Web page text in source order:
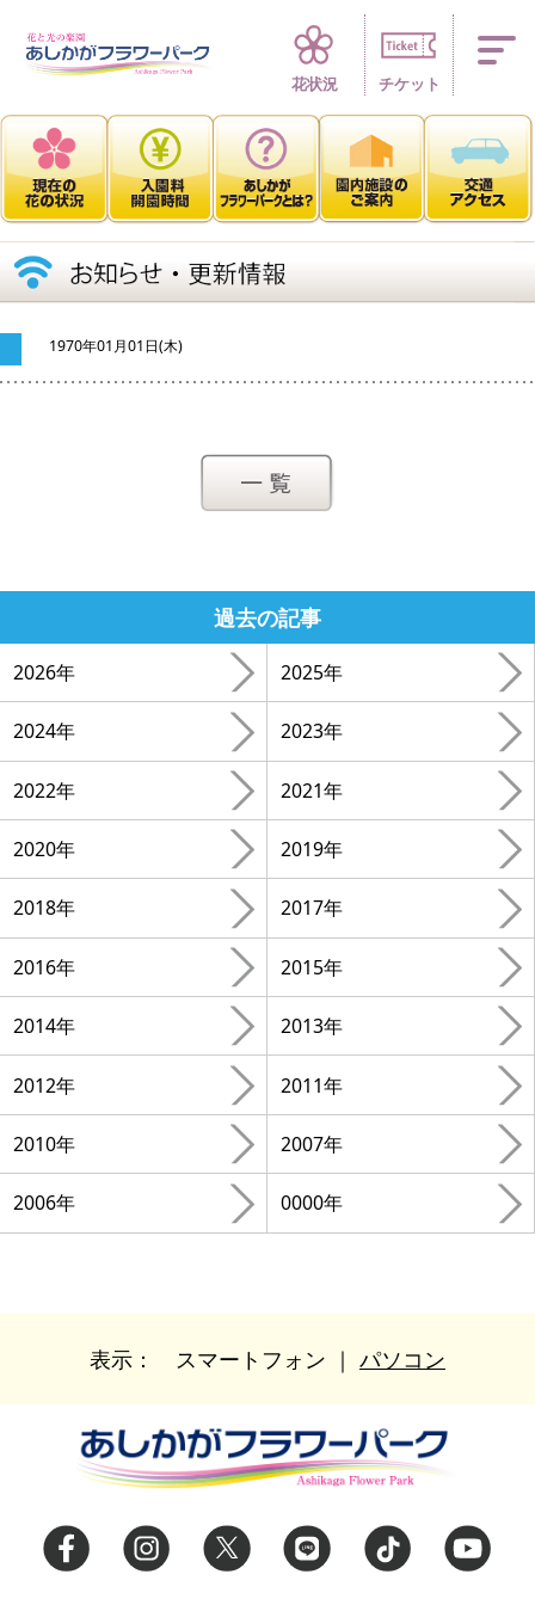
四季折々 花の
花状況 チケット
1970年01月01日(木)
過去の記事
2026年 2025年
2024年 2023年
2022年 2021年
2020年 2019年
2018年 2017年
2016年 2015年
2014年 2013年
2012年 2011年
2010年 2007年
2006年 0000年
表示： スマートフォン ｜ パソコン